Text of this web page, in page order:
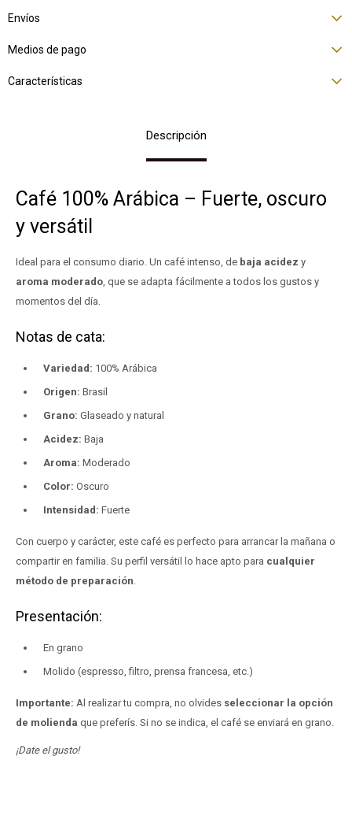
Envíos
Medios de pago
Características
Descripción
Café 100% Arábica – Fuerte, oscuro
y versátil
Ideal para el consumo diario. Un café intenso, de baja acidez y
aroma moderado, que se adapta fácilmente a todos los gustos y
momentos del día.
Notas de cata:
Variedad: 100% Arábica
Origen: Brasil
Grano: Glaseado y natural
Acidez: Baja
Aroma: Moderado
Color: Oscuro
Intensidad: Fuerte
Con cuerpo y carácter, este café es perfecto para arrancar la mañana o
compartir en familia. Su perfil versátil lo hace apto para cualquier
método de preparación.
Presentación:
En grano
Molido (espresso, filtro, prensa francesa, etc.)
Importante: Al realizar tu compra, no olvides seleccionar la opción
de molienda que preferís. Si no se indica, el café se enviará en grano.
¡Date el gusto!